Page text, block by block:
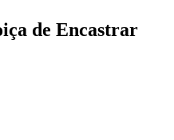
de Encastrar